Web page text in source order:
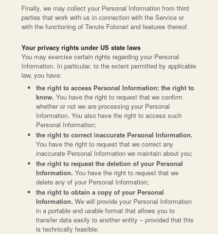
Finally, we may collect your Personal Information from third
parties that work with us in connection with the Service or
with the functioning of Tenute Folonari and features thereof.
Your privacy rights under US state laws
You may exercise certain rights regarding your Personal
Information. In particular, to the extent permitted by applicable
law, you have:
the right to access Personal Information: the right to
know. You have the right to request that we confirm
whether or not we are processing your Personal
Information. You also have the right to access such
Personal Information;
the right to correct inaccurate Personal Information.
You have the right to request that we correct any
inaccurate Personal Information we maintain about you;
the right to request the deletion of your Personal
Information. You have the right to request that we
delete any of your Personal Information;
the right to obtain a copy of your Personal
Information. We will provide your Personal Information
in a portable and usable format that allows you to
transfer data easily to another entity – provided that this
is technically feasible;